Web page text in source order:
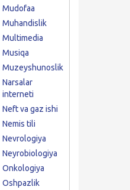
Mudofaa
Muhandislik
Multimedia
Musiqa
Muzeyshunoslik
Narsalar
interneti
Neft va gaz ishi
Nemis tili
Nevrologiya
Neyrobiologiya
Onkologiya
Oshpazlik